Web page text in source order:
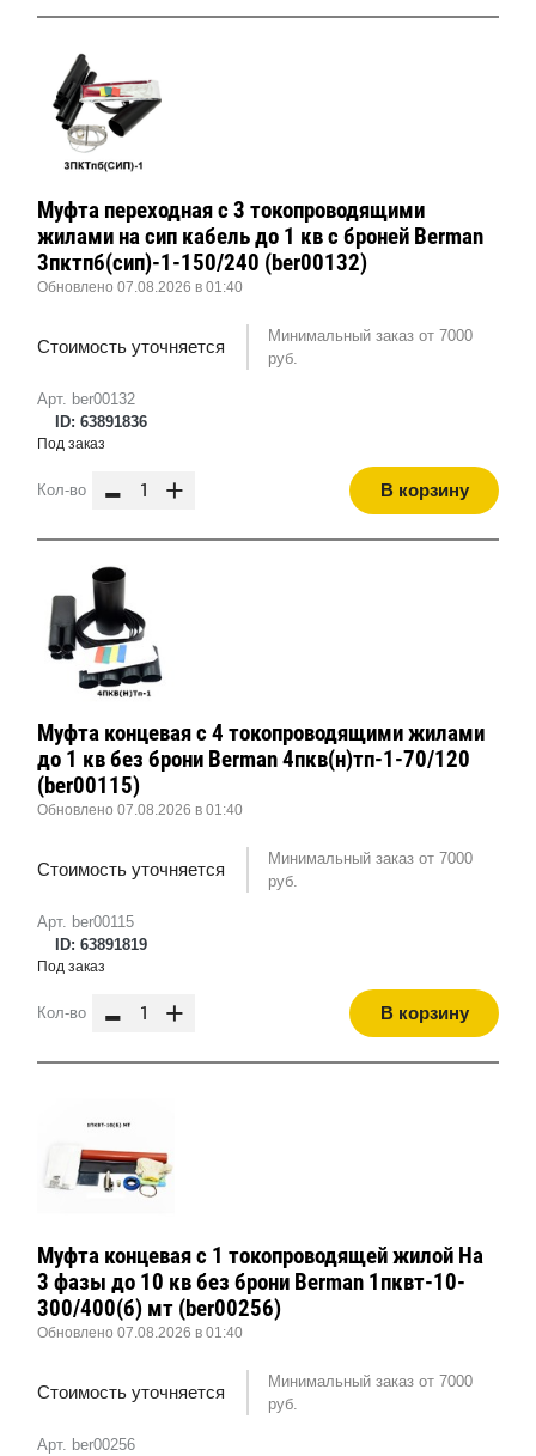
Арт. ber00132
ID: 63891836
Муфта переходная с 3 токопроводящими
жилами на сип кабель до 1 кв с броней Berman
3пктпб(сип)-1-150/240 (ber00132)
Обновлено 07.08.2026 в 01:40
Стоимость уточняется
Минимальный заказ от 7000
руб.
Под заказ
Кол-во - + В корзину
Арт. ber00115
ID: 63891819
Муфта концевая с 4 токопроводящими жилами
до 1 кв без брони Berman 4пкв(н)тп-1-70/120
(ber00115)
Обновлено 07.08.2026 в 01:40
Стоимость уточняется
Минимальный заказ от 7000
руб.
Под заказ
Кол-во - + В корзину
Арт. ber00256
Муфта концевая с 1 токопроводящей жилой На
3 фазы до 10 кв без брони Berman 1пквт-10-
300/400(б) мт (ber00256)
Обновлено 07.08.2026 в 01:40
Стоимость уточняется
Минимальный заказ от 7000
руб.